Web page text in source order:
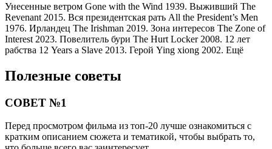
Унесенные ветром Gone with the Wind 1939. Выживший The
Revenant 2015. Вся президентская рать All the President’s Men
1976. Ирландец The Irishman 2019. Зона интересов The Zone of
Interest 2023. Повелитель бури The Hurt Locker 2008. 12 лет
рабства 12 Years a Slave 2013. Герой Ying xiong 2002. Ещё
Полезные советы
СОВЕТ №1
Перед просмотром фильма из топ-20 лучше ознакомиться с
кратким описанием сюжета и тематикой, чтобы выбрать то,